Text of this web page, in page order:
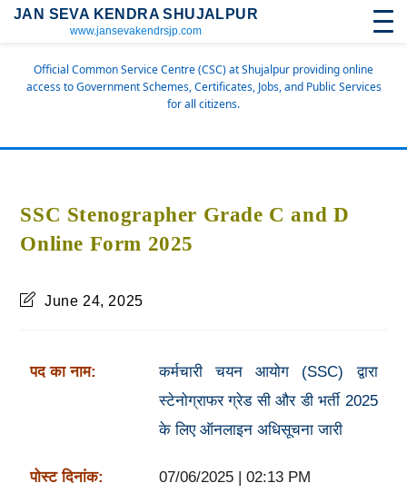
JAN SEVA KENDRA SHUJALPUR
www.jansevakendrsjp.com
Official Common Service Centre (CSC) at Shujalpur providing online
access to Government Schemes, Certificates, Jobs, and Public Services
for all citizens.
SSC Stenographer Grade C and D
Online Form 2025
June 24, 2025
पद का नाम:
कर्मचारी चयन आयोग (SSC) द्वारा
स्टेनोग्राफर ग्रेड सी और डी भर्ती 2025
के लिए ऑनलाइन अधिसूचना जारी
पोस्ट दिनांक: 07/06/2025 | 02:13 PM